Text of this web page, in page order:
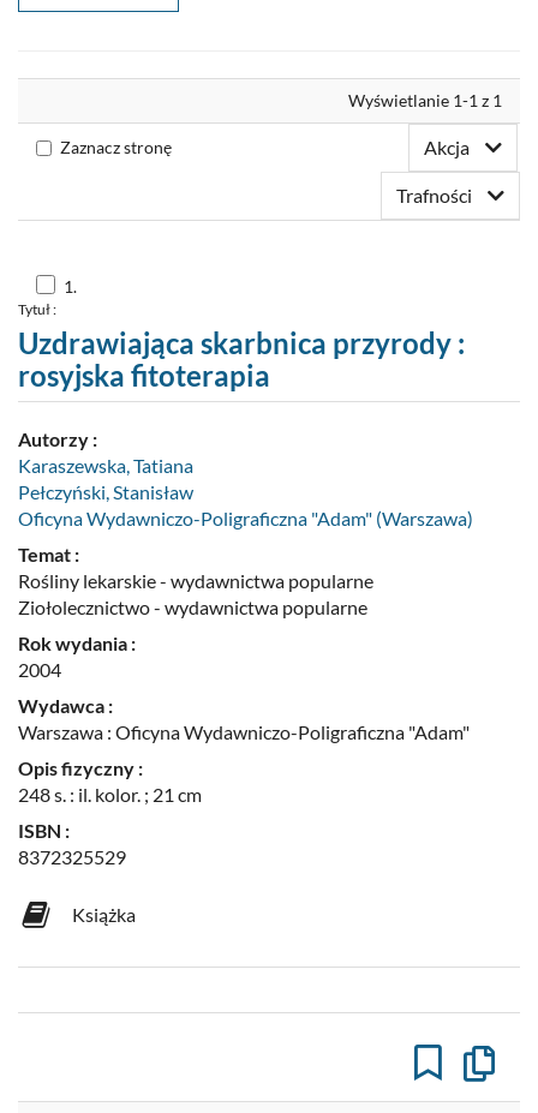
Zaproponuj zakup
Wyświetlanie 1-1 z 1
Zaznacz stronę Akcja
Trafności
Skocz
do
nr
1
1.
Tytuł :
Uzdrawiająca skarbnica przyrody :
rosyjska fitoterapia
Autorzy :
Karaszewska, Tatiana
Pełczyński, Stanisław
Oficyna Wydawniczo-Poligraficzna "Adam" (Warszawa)
Temat :
Rośliny lekarskie - wydawnictwa popularne
Ziołolecznictwo - wydawnictwa popularne
Rok wydania :
2004
Wydawca :
Warszawa : Oficyna Wydawniczo-Poligraficzna "Adam"
Opis fizyczny :
248 s. : il. kolor. ; 21 cm
ISBN :
8372325529
Książka